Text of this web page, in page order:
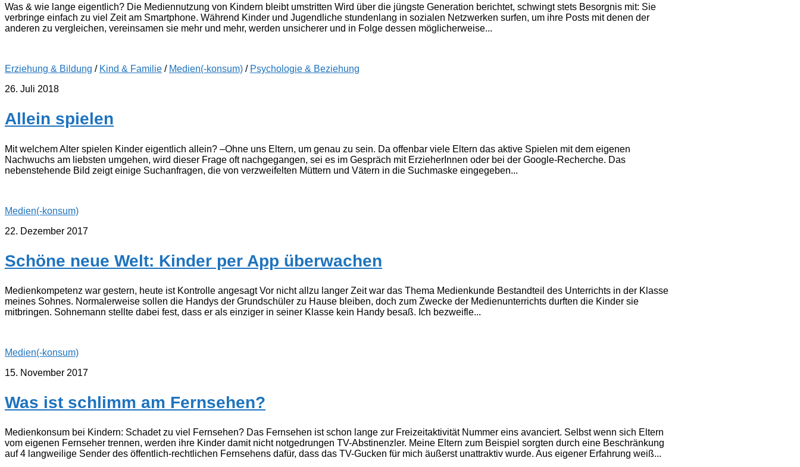
Was & wie lange eigentlich? Die Mediennutzung von Kindern bleibt umstritten Wird über die jüngste Generation berichtet, schwingt stets Besorgnis mit: Sie
verbringe einfach zu viel Zeit am Smartphone. Während Kinder und Jugendliche stundenlang in sozialen Netzwerken surfen, um ihre Posts mit denen der
anderen zu vergleichen, vereinsamen sie mehr und mehr, werden unsicherer und in Folge dessen möglicherweise...
Erziehung & Bildung / Kind & Familie / Medien(-konsum) / Psychologie & Beziehung
26. Juli 2018
Allein spielen
Mit welchem Alter spielen Kinder eigentlich allein? –Ohne uns Eltern, um genau zu sein. Da offenbar viele Eltern das aktive Spielen mit dem eigenen
Nachwuchs am liebsten umgehen, wird dieser Frage oft nachgegangen, sei es im Gespräch mit ErzieherInnen oder bei der Google-Recherche. Das
nebenstehende Bild zeigt einige Suchanfragen, die von verzweifelten Müttern und Vätern in die Suchmaske eingegeben...
Medien(-konsum)
22. Dezember 2017
Schöne neue Welt: Kinder per App überwachen
Medienkompetenz war gestern, heute ist Kontrolle angesagt Vor nicht allzu langer Zeit war das Thema Medienkunde Bestandteil des Unterrichts in der Klasse
meines Sohnes. Normalerweise sollen die Handys der Grundschüler zu Hause bleiben, doch zum Zwecke der Medienunterrichts durften die Kinder sie
mitbringen. Sohnemann stellte dabei fest, dass er als einziger in seiner Klasse kein Handy besaß. Ich bezweifle...
Medien(-konsum)
15. November 2017
Was ist schlimm am Fernsehen?
Medienkonsum bei Kindern: Schadet zu viel Fernsehen? Das Fernsehen ist schon lange zur Freizeitaktivität Nummer eins avanciert. Selbst wenn sich Eltern
vom eigenen Fernseher trennen, werden ihre Kinder damit nicht notgedrungen TV-Abstinenzler. Meine Eltern zum Beispiel sorgten durch eine Beschränkung
auf 4 langweilige Sender des öffentlich-rechtlichen Fernsehens dafür, dass das TV-Gucken für mich äußerst unattraktiv wurde. Aus eigener Erfahrung weiß...